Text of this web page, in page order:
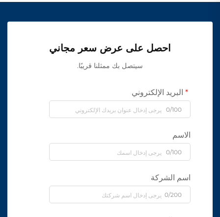
احصل على عرض سعر مجاني
سيتصل بك ممثلنا قريبًا.
البريد الإلكتروني
0/100
الاسم
0/100
اسم الشركة
0/200